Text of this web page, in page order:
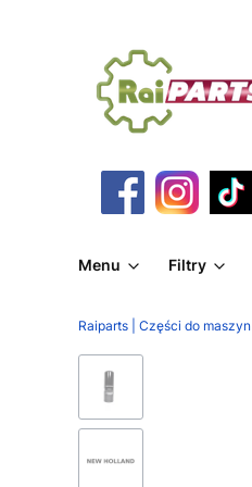
Menu Filtry
Raiparts | Części do